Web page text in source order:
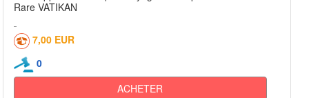
Rare VATIKAN
7,00 EUR
0
ACHETER